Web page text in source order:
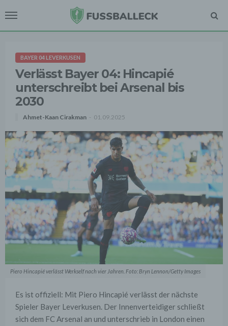
BAYER 04 LEVERKUSEN
Verlässt Bayer 04: Hincapié
unterschreibt bei Arsenal bis
2030
Ahmet-Kaan Cirakman 01.09.2025
Piero Hincapié verlässt Werkself nach vier Jahren. Foto: Bryn Lennon/Getty Images
Es ist offiziell: Mit Piero Hincapié verlässt der nächste
Spieler Bayer Leverkusen. Der Innenverteidiger schließt
sich dem FC Arsenal an und unterschrieb in London einen